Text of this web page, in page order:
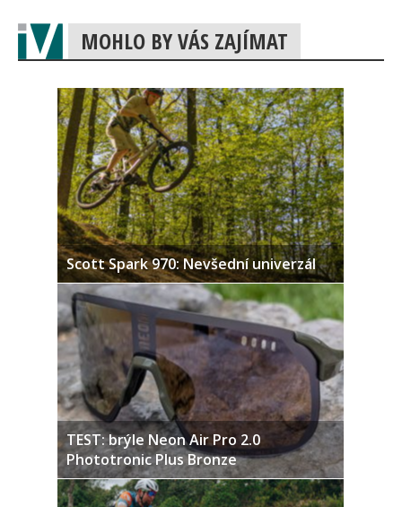
MOHLO BY VÁS ZAJÍMAT
Scott Spark 970: Nevšední univerzál
TEST: brýle Neon Air Pro 2.0
Phototronic Plus Bronze